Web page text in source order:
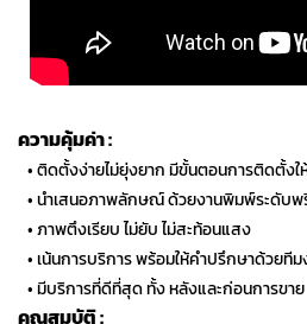
ความคุ้มค่า :
• ติดตั้งง่ายไม่ยุ่งยาก มีขั้นตอนการติดตั้งใ
• นำเสนอภาพลักษณ์ ด้วยงานพิมพ์ระดับพ
• ภาพตึงเรียบ ไม่ยับ ไม่สะท้อนแสง
• เน้นการบริการ พร้อมให้คำปรึกษาด้วย
• มีบริการที่ดีที่สุด ทั้ง หลังและก่อนการขาย
คุณสมบัติ :